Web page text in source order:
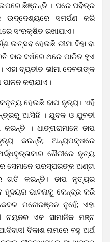
ଛିଞ୍ଚନ୍ତି । ପରେ ପବିତ୍ର
ଉଦ୍ଦେଶ୍ୟରେ ସମର୍ପଣ କରି
ସଂରକ୍ଷିତ ରଖାଯାଏ।
ଉତ୍ସବ ହେଉଛି ଭୀମା ବିହା ବା
ବାର ବର୍ଷରେ ଥରେ ପାଳିତ ହୁଏ
ଏହା ବ୍ୟତୀତ ଭୀମା ଦେବତାଙ୍କ
କରାଯାଏ।
ହେଉଛି ଢାପ ନୃତ୍ୟ। ଏହି
ଆସିଛି । ଯୁବକ ଓ ଯୁବତୀ
। ଧାଙ୍ଗରାମାନେ ଢାପ
କରନ୍ତି; ଅନ୍ୟପକ୍ଷରେ
ଶୈଳୀରେ ନୃତ୍ୟ
ସେମାନେ ପରସ୍ପରଙ୍କ ଅଣ୍ଟା
ଗତି କରନ୍ତି। ଢାପ ନୃତ୍ୟର
ଭାବନାକୁ କେନ୍ଦ୍ର କରି
ମନୋରଞ୍ଜନ ନୁହେଁ; ଏହା
ଚୟନର ଏକ ସାମାଜିକ ମଞ୍ଚ
ବିକାଶ ନାମରେ ବହୁ ଅର୍ଥ